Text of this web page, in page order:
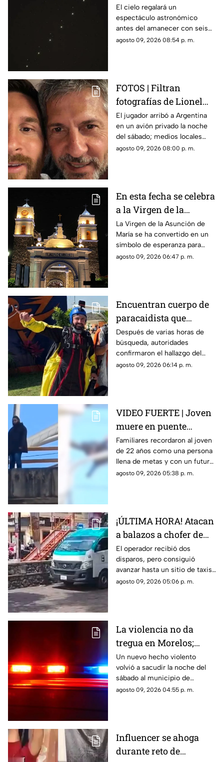
agosto: así podrás
observar el fenómeno
desde Morelos
El cielo regalará un
espectáculo astronómico
antes del amanecer con seis
planetas visibles desde
agosto 09, 2026 08:54 p. m.
FOTOS | Filtran
fotografías de Lionel
Messi y su familia en el
funeral de su papá
El jugador arribó a Argentina
en un avión privado la noche
del sábado; medios locales
captaron su llegada.
agosto 09, 2026 08:00 p. m.
En esta fecha se celebra
a la Virgen de la
Asunción de María en
Morelos
La Virgen de la Asunción de
María se ha convertido en un
símbolo de esperanza para
miles de creyentes.
agosto 09, 2026 06:47 p. m.
Encuentran cuerpo de
paracaidista que
desapareció durante
actividad en Puente de
Ixtla
Después de varias horas de
búsqueda, autoridades
confirmaron el hallazgo del
deportista en la zona sur de
agosto 09, 2026 06:14 p. m.
VIDEO FUERTE | Joven
muere en puente
vehicular; pidió a su
mamá que cuidara de
su gatito
Familiares recordaron al joven
de 22 años como una persona
llena de metas y con un futuro
prometedor.
agosto 09, 2026 05:38 p. m.
¡ÚLTIMA HORA! Atacan
a balazos a chofer de
Ruta 13 en Oaxtepec
El operador recibió dos
disparos, pero consiguió
avanzar hasta un sitio de taxis
donde solicitó ayuda.
agosto 09, 2026 05:06 p. m.
La violencia no da
tregua en Morelos;
ejecutan a un hombre
en Jiutepec
Un nuevo hecho violento
volvió a sacudir la noche del
sábado al municipio de
Jiutepec.
agosto 09, 2026 04:55 p. m.
Influencer se ahoga
durante reto de